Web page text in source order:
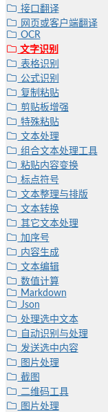
接口翻译
网页或客户端翻译
OCR
文字识别
表格识别
公式识别
复制粘贴
剪贴板增强
特殊粘贴
文本处理
组合文本处理工具
粘贴内容变换
标点符号
文本整理与排版
文本转换
其它文本处理
加序号
内容生成
文本编辑
数值计算
Markdown
Json
处理选中文本
自动识别与处理
发送选中内容
图片处理
截图
二维码工具
图片处理